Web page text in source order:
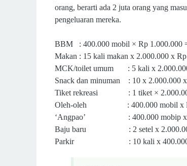
orang, berarti ada 2 juta orang yang
pengeluaran mereka.
BBM : 400.000 mobil × Rp 1.000.000
Makan : 15 kali makan x 2.000.000 x
MCK/toilet umum : 5 kali x
Snack dan minuman : 10 x 2.000.000
Tiket rekreasi : 1 tiket × 2.000.000
Oleh-oleh : 400.000 mobil x Rp
‘Angpao’ : 400.000 mobip x
Baju baru : 2 setel x 2.000.000
Parkir : 10 kali x 400.000